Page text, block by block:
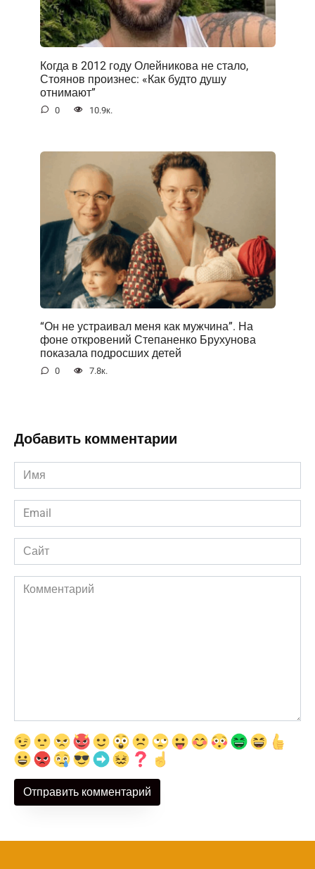
Когда в 2012 году Олейникова не стало,
Стоянов произнес: «Как будто душу
отнимают”
0 10.9к.
“Он не устраивал меня как мужчина”. На
фоне открoвений Степаненко Брухунова
показала подросших детей
0 7.8к.
Добавить комментарии
Имя
*
Email
*
Сайт
Комментарий